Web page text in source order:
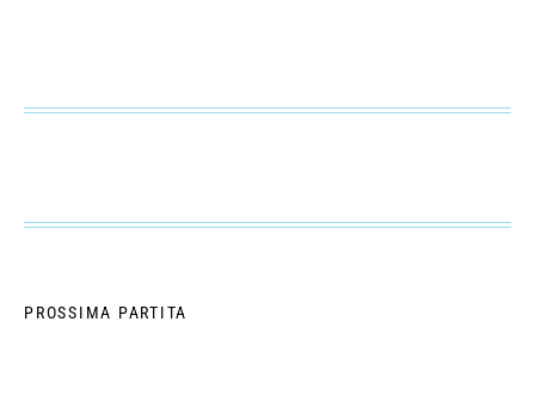
PROSSIMA PARTITA